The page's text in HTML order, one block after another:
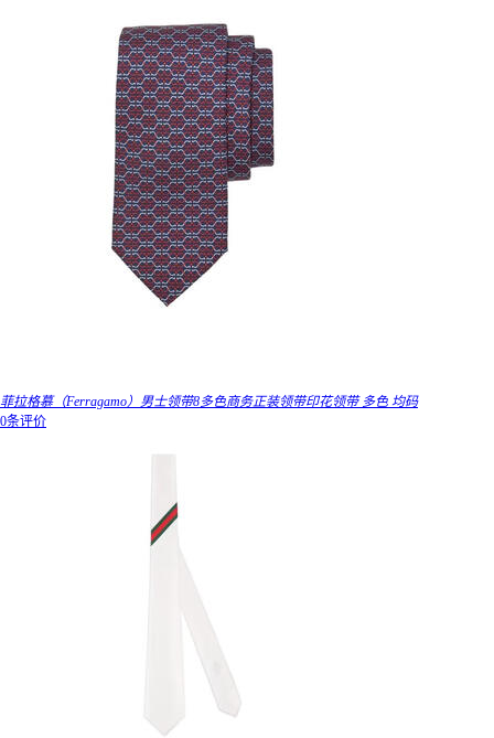
菲拉格慕（Ferragamo）男士领带8多色商务正装领带印花领带 多色 均码
0条评价